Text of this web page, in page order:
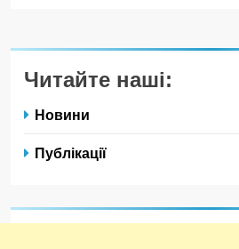
Читайте наші:
Новини
Публікації